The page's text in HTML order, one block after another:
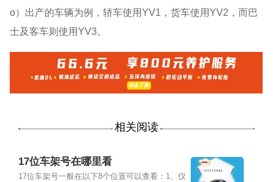
o）出产的车辆为例，轿车使用YV1，货车使用YV2，而巴
士及客车则使用YV3。
相关阅读
17位车架号在哪里看
17位车架号一般在以下8个位置可以查看：1、仪